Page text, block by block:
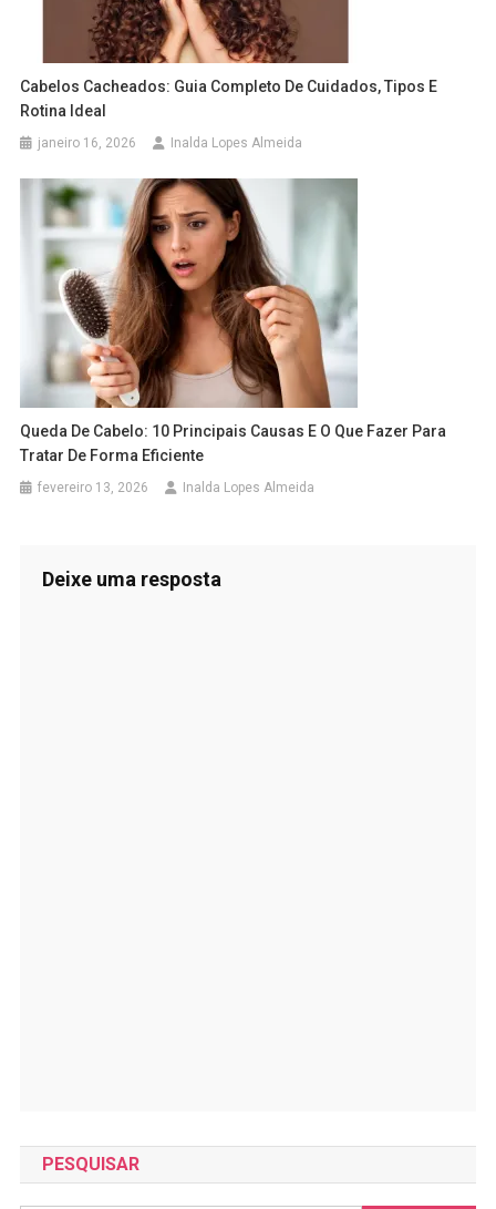
Cabelos Cacheados: Guia Completo De Cuidados, Tipos E
Rotina Ideal
janeiro 16, 2026 Inalda Lopes Almeida
Queda De Cabelo: 10 Principais Causas E O Que Fazer Para
Tratar De Forma Eficiente
fevereiro 13, 2026 Inalda Lopes Almeida
Deixe uma resposta
PESQUISAR